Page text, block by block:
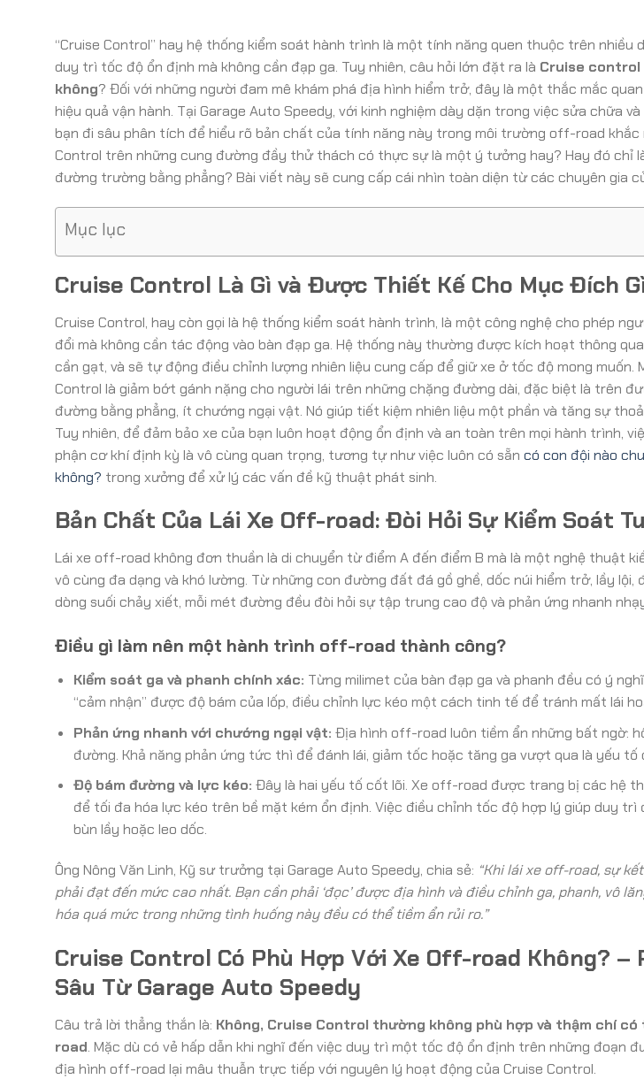
“Cruise Control” hay hệ thống kiểm soát hành trình là một tính năng quen thuộc trên nhiều
duy trì tốc độ ổn định mà không cần đạp ga. Tuy nhiên, câu hỏi lớn đặt ra là Cruise
không? Đối với những người đam mê khám phá địa hình hiểm trở, đây là một thắc mắc
hiệu quả vận hành. Tại Garage Auto Speedy, với kinh nghiệm dày dặn trong việc sửa chữa
bạn đi sâu phân tích để hiểu rõ bản chất của tính năng này trong môi trường off-road khắc
Control trên những cung đường đầy thử thách có thực sự là một ý tưởng hay? Hay đó chỉ
đường trường bằng phẳng? Bài viết này sẽ cung cấp cái nhìn toàn diện từ các chuyên gia
Mục lục
Cruise Control Là Gì và Được Thiết Kế Cho Mục Đích
Cruise Control, hay còn gọi là hệ thống kiểm soát hành trình, là một công nghệ cho phép
đổi mà không cần tác động vào bàn đạp ga. Hệ thống này thường được kích hoạt thông
cần gạt, và sẽ tự động điều chỉnh lượng nhiên liệu cung cấp để giữ xe ở tốc độ mong muốn.
Control là giảm bớt gánh nặng cho người lái trên những chặng đường dài, đặc biệt là trên
đường bằng phẳng, ít chướng ngại vật. Nó giúp tiết kiệm nhiên liệu một phần và tăng sự
Tuy nhiên, để đảm bảo xe của bạn luôn hoạt động ổn định và an toàn trên mọi hành trình,
phận cơ khí định kỳ là vô cùng quan trọng, tương tự như việc luôn có sẵn có con đội nào
không? trong xưởng để xử lý các vấn đề kỹ thuật phát sinh.
Bản Chất Của Lái Xe Off-road: Đòi Hỏi Sự Kiểm Soát
Lái xe off-road không đơn thuần là di chuyển từ điểm A đến điểm B mà là một nghệ thuật
vô cùng đa dạng và khó lường. Từ những con đường đất đá gồ ghề, dốc núi hiểm trở, lầy lội,
dòng suối chảy xiết, mỗi mét đường đều đòi hỏi sự tập trung cao độ và phản ứng nhanh
Điều gì làm nên một hành trình off-road thành công?
Kiểm soát ga và phanh chính xác: Từng milimet của bàn đạp ga và phanh đều có ý
“cảm nhận” được độ bám của lốp, điều chỉnh lực kéo một cách tinh tế để tránh mất lái
Phản ứng nhanh với chướng ngại vật: Địa hình off-road luôn tiềm ẩn những bất ngờ:
đường. Khả năng phản ứng tức thì để đánh lái, giảm tốc hoặc tăng ga vượt qua là yếu tố
Độ bám đường và lực kéo: Đây là hai yếu tố cốt lõi. Xe off-road được trang bị các hệ
để tối đa hóa lực kéo trên bề mặt kém ổn định. Việc điều chỉnh tốc độ hợp lý giúp duy trì
bùn lầy hoặc leo dốc.
Ông Nông Văn Linh, Kỹ sư trưởng tại Garage Auto Speedy, chia sẻ: “Khi lái xe off-road, sự
phải đạt đến mức cao nhất. Bạn cần phải ‘đọc’ được địa hình và điều chỉnh ga, phanh, vô
hóa quá mức trong những tình huống này đều có thể tiềm ẩn rủi ro.”
Cruise Control Có Phù Hợp Với Xe Off-road Không? –
Sâu Từ Garage Auto Speedy
Câu trả lời thẳng thắn là: Không, Cruise Control thường không phù hợp và thậm chí
road. Mặc dù có vẻ hấp dẫn khi nghĩ đến việc duy trì một tốc độ ổn định trên những đoạn
địa hình off-road lại mâu thuẫn trực tiếp với nguyên lý hoạt động của Cruise Control.